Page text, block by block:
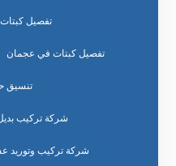
تفصيل
تفصيل كبتات في عجمان
تنسيق
شركة تركيب
شركة تركيب وتوريد